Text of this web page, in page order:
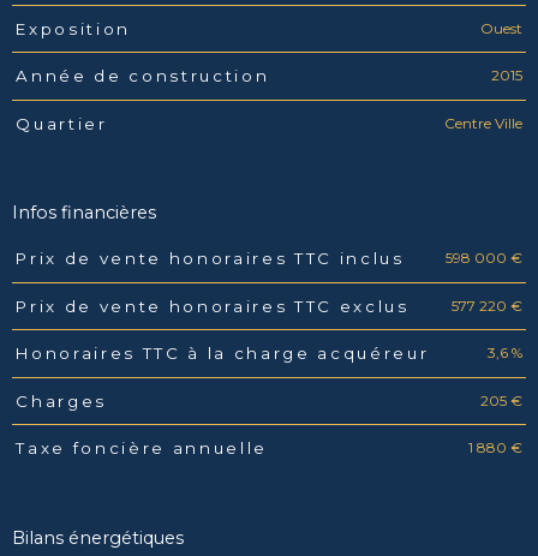
Exposition Ouest
Année de construction 2015
Quartier Centre Ville
Infos financières
Caractéristiques Valeurs
Prix de vente honoraires TTC inclus 598 000 €
Prix de vente honoraires TTC exclus 577 220 €
Honoraires TTC à la charge acquéreur 3,6 %
Charges 205 €
Taxe foncière annuelle 1 880 €
Bilans énergétiques